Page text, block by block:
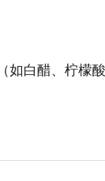
如白醋、柠檬